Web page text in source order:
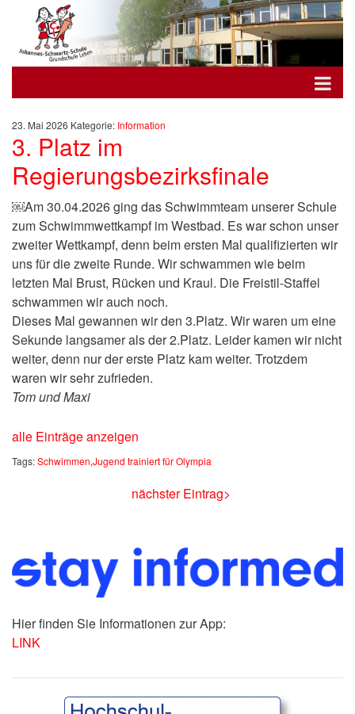
23. Mai 2026 Kategorie: Information
3. Platz im
Regierungsbezirksfinale
￼Am 30.04.2026 ging das Schwimmteam unserer Schule
zum Schwimmwettkampf im Westbad. Es war schon unser
zweiter Wettkampf, denn beim ersten Mal qualifizierten wir
uns für die zweite Runde. Wir schwammen wie beim
letzten Mal Brust, Rücken und Kraul. Die Freistil-Staffel
schwammen wir auch noch.
Dieses Mal gewannen wir den 3.Platz. Wir waren um eine
Sekunde langsamer als der 2.Platz. Leider kamen wir nicht
weiter, denn nur der erste Platz kam weiter. Trotzdem
waren wir sehr zufrieden.
Tom und Maxi
alle Einträge anzeigen
Tags:Schwimmen,Jugend trainiert für Olympia
nächster Eintrag>
Hier finden Sie Informationen zur App:
LINK